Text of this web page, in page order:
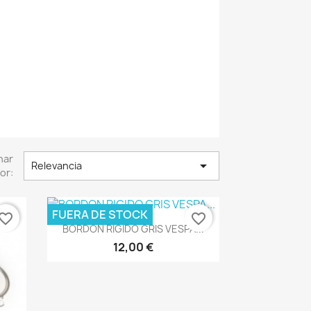
Relevancia 
Vista rápida
BORDON RIGIDO GRIS VESPA...
12,00 €
FUERA DE STOCK favorite_border